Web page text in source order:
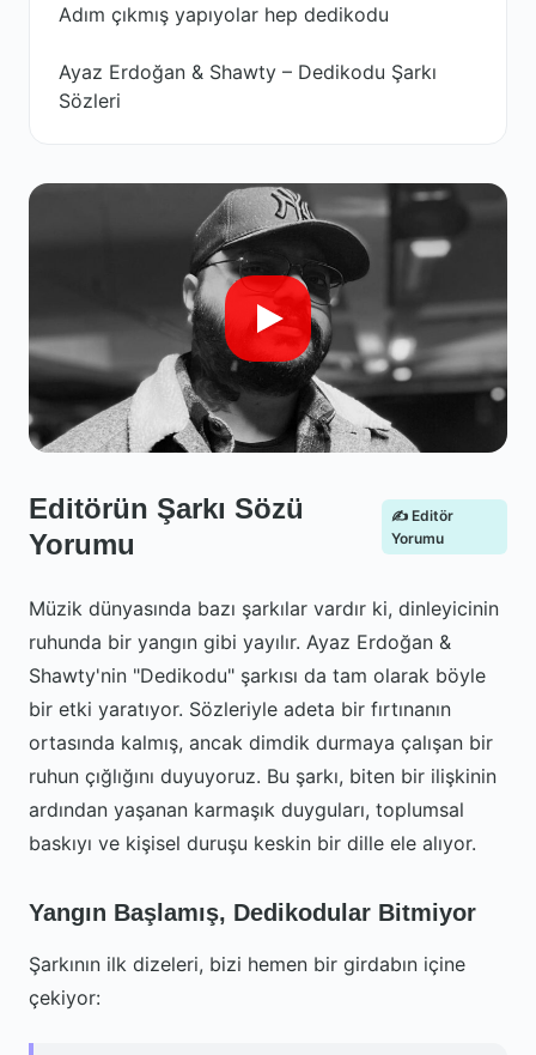
Adım çıkmış yapıyolar hep dedikodu
Ayaz Erdoğan & Shawty – Dedikodu Şarkı
Sözleri
Editörün Şarkı Sözü
Yorumu
✍️ Editör
Yorumu
Müzik dünyasında bazı şarkılar vardır ki, dinleyicinin
ruhunda bir yangın gibi yayılır. Ayaz Erdoğan &
Shawty'nin "Dedikodu" şarkısı da tam olarak böyle
bir etki yaratıyor. Sözleriyle adeta bir fırtınanın
ortasında kalmış, ancak dimdik durmaya çalışan bir
ruhun çığlığını duyuyoruz. Bu şarkı, biten bir ilişkinin
ardından yaşanan karmaşık duyguları, toplumsal
baskıyı ve kişisel duruşu keskin bir dille ele alıyor.
Yangın Başlamış, Dedikodular Bitmiyor
Şarkının ilk dizeleri, bizi hemen bir girdabın içine
çekiyor: